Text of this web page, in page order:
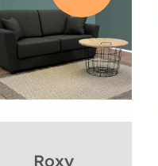
Roxy